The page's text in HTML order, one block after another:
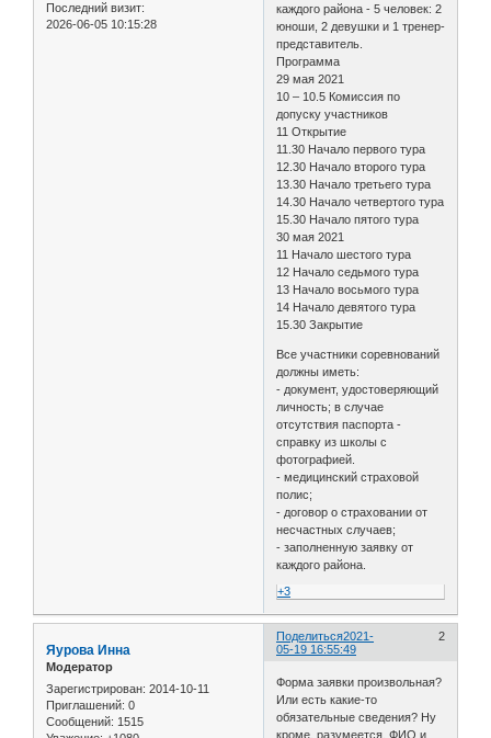
Последний визит:
2026-06-05 10:15:28
каждого района - 5 человек: 2
юноши, 2 девушки и 1 тренер-
представитель.
Программа
29 мая 2021
10 – 10.5 Комиссия по
допуску участников
11 Открытие
11.30 Начало первого тура
12.30 Начало второго тура
13.30 Начало третьего тура
14.30 Начало четвертого тура
15.30 Начало пятого тура
30 мая 2021
11 Начало шестого тура
12 Начало седьмого тура
13 Начало восьмого тура
14 Начало девятого тура
15.30 Закрытие
Все участники соревнований
должны иметь:
- документ, удостоверяющий
личность; в случае
отсутствия паспорта -
справку из школы с
фотографией.
- медицинский страховой
полис;
- договор о страховании от
несчастных случаев;
- заполненную заявку от
каждого района.
+3
Поделиться 2
2021-
05-19 16:55:49
Яурова Инна
Модератор
Зарегистрирован: 2014-10-11
Приглашений: 0
Сообщений: 1515
Форма заявки произвольная?
Или есть какие-то
обязательные сведения? Ну
кроме, разумеется, ФИО и